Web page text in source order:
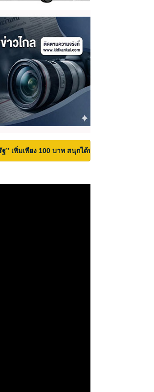
” เพิ่มเพียง 100 บาท สนุกได้ทั้งสวนน้ำและสวนส